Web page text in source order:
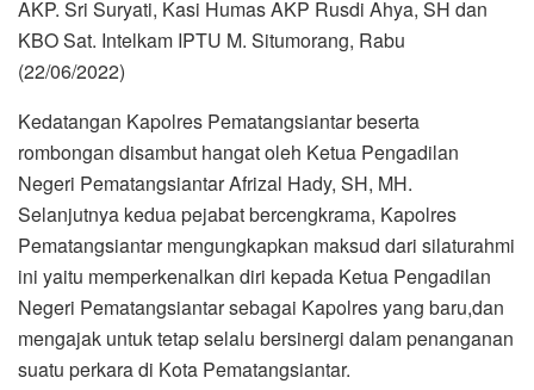
AKP. Sri Suryati, Kasi Humas AKP Rusdi Ahya, SH dan
KBO Sat. Intelkam IPTU M. Situmorang, Rabu
(22/06/2022)
Kedatangan Kapolres Pematangsiantar beserta
rombongan disambut hangat oleh Ketua Pengadilan
Negeri Pematangsiantar Afrizal Hady, SH, MH.
Selanjutnya kedua pejabat bercengkrama, Kapolres
Pematangsiantar mengungkapkan maksud dari silaturahmi
ini yaitu memperkenalkan diri kepada Ketua Pengadilan
Negeri Pematangsiantar sebagai Kapolres yang baru,dan
mengajak untuk tetap selalu bersinergi dalam penanganan
suatu perkara di Kota Pematangsiantar.